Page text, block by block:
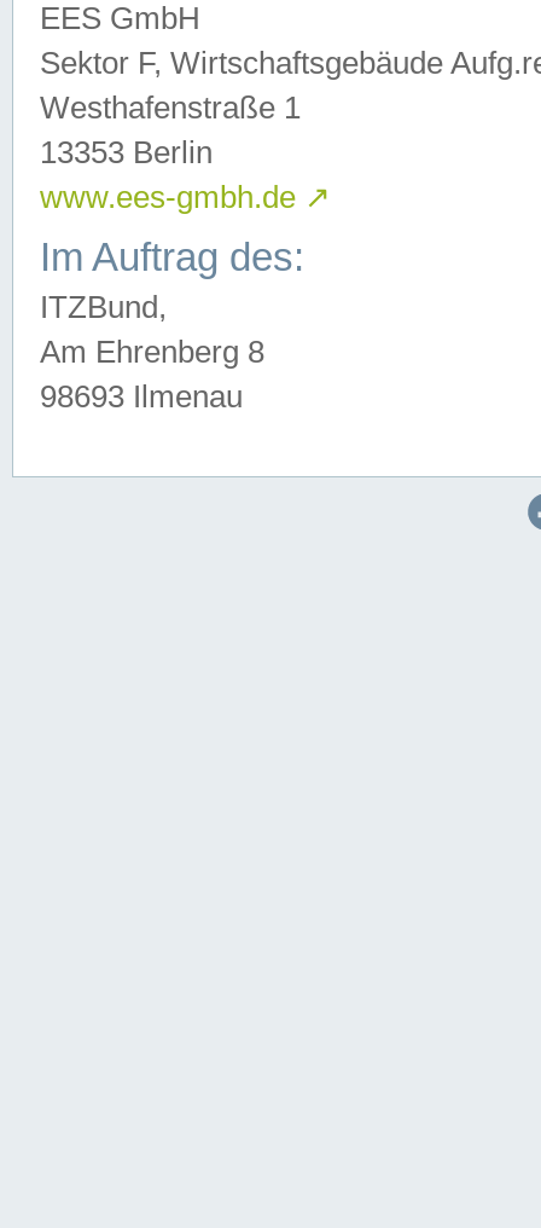
EES GmbH
Sektor F, Wirtschaftsgebäude
Westhafenstraße 1
13353 Berlin
www.ees-gmbh.de ↗
Im Auftrag des:
ITZBund,
Am Ehrenberg 8
98693 Ilmenau